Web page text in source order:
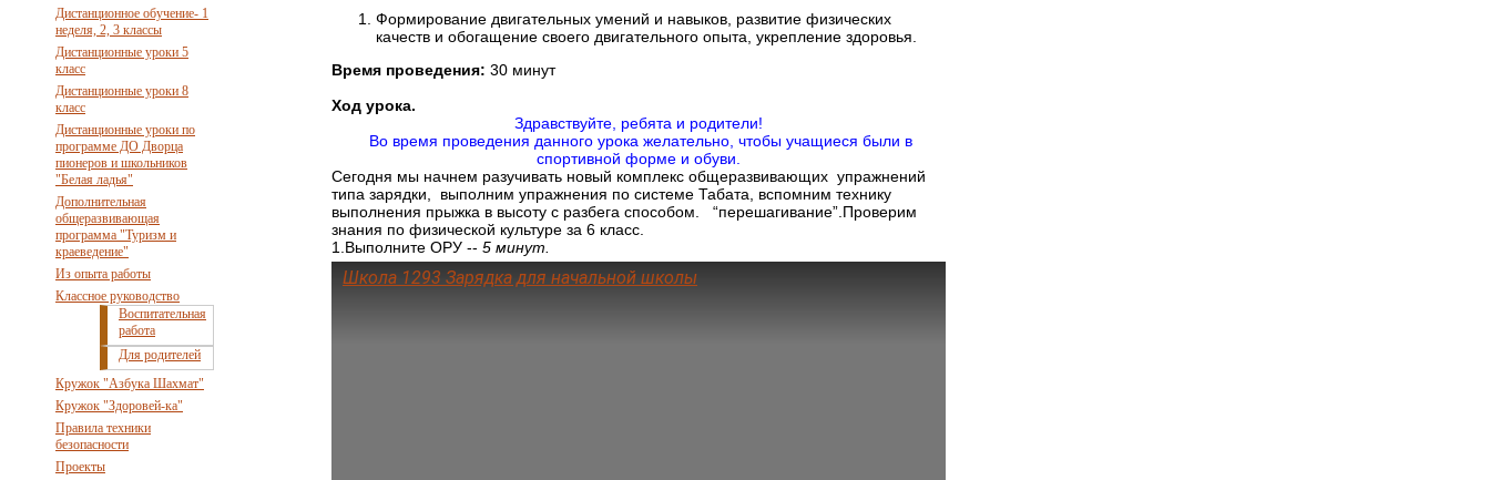
Дистанционное обучение- 1
неделя, 2, 3 классы
Дистанционные уроки 5
класс
Дистанционные уроки 8
класс
Дистанционные уроки по
программе ДО Дворца
пионеров и школьников
"Белая ладья"
Дополнительная
общеразвивающая
программа "Туризм и
краеведение"
Из опыта работы
Классное руководство
Воспитательная
работа
Для родителей
Кружок "Азбука Шахмат"
Кружок "Здоровей-ка"
Правила техники
безопасности
Проекты
Формирование двигательных умений и навыков, развитие физических
качеств и обогащение своего двигательного опыта, укрепление здоровья.
Время проведения: 30 минут
Ход урока.
Здравствуйте, ребята и родители!
Во время проведения данного урока желательно, чтобы учащиеся были в
спортивной форме и обуви.
Сегодня мы начнем разучивать новый комплекс общеразвивающих упражнений
типа зарядки, выполним упражнения по системе Табата, вспомним технику
выполнения прыжка в высоту с разбега способом. “перешагивание”. Проверим
знания по физической культуре за 6 класс.
1.Выполните ОРУ -- 5 минут.
Школа 1293 Зарядка для начальной школы